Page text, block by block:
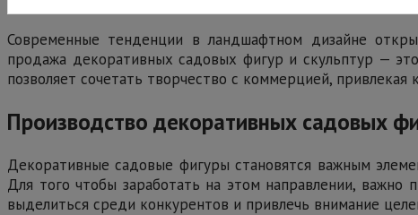
Современные тенденции в ландшафтном дизайне
продажа декоративных садовых фигур и скульптур —
позволяет сочетать творчество с коммерцией,
Производство декоративных садовых
Декоративные садовые фигуры становятся важным
Для того чтобы заработать на этом направлении, важно
выделиться среди конкурентов и привлечь внимание